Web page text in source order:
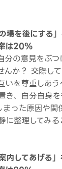
場を後にする
は20%
分の意見をぶ
んか？ 交際し
いを尊重しあ
き、自分自身
まった原因や関
に整理してみ
内してあげる